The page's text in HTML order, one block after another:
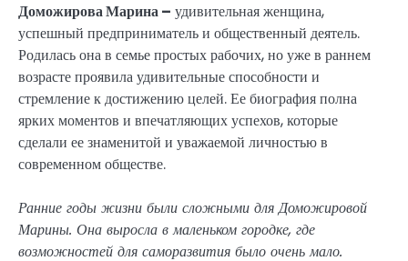
Доможирова Марина – удивительная женщина,
успешный предприниматель и общественный деятель.
Родилась она в семье простых рабочих, но уже в раннем
возрасте проявила удивительные способности и
стремление к достижению целей. Ее биография полна
ярких моментов и впечатляющих успехов, которые
сделали ее знаменитой и уважаемой личностью в
современном обществе.
Ранние годы жизни были сложными для Доможировой
Марины. Она выросла в маленьком городке, где
возможностей для саморазвития было очень мало.